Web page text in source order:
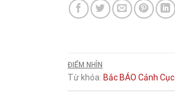
ĐIỂM NHÌN
Từ khóa: Bắc BÁO Cảnh Cục